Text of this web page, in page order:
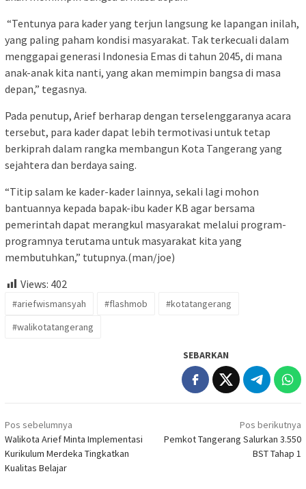
“Tentunya para kader yang terjun langsung ke lapangan inilah,
yang paling paham kondisi masyarakat. Tak terkecuali dalam
menggapai generasi Indonesia Emas di tahun 2045, di mana
anak-anak kita nanti, yang akan memimpin bangsa di masa
depan,” tegasnya.
Pada penutup, Arief berharap dengan terselenggaranya acara
tersebut, para kader dapat lebih termotivasi untuk tetap
berkiprah dalam rangka membangun Kota Tangerang yang
sejahtera dan berdaya saing.
“Titip salam ke kader-kader lainnya, sekali lagi mohon
bantuannya kepada bapak-ibu kader KB agar bersama
pemerintah dapat merangkul masyarakat melalui program-
programnya terutama untuk masyarakat kita yang
membutuhkan,” tutupnya.(man/joe)
Views: 402
#ariefwismansyah #flashmob
#kotatangerang
#walikotatangerang
SEBARKAN
Navigasi
pos
Pos sebelumnya
Walikota Arief Minta Implementasi
Kurikulum Merdeka Tingkatkan
Kualitas Belajar
Pos berikutnya
Pemkot Tangerang Salurkan 3.550
BST Tahap 1